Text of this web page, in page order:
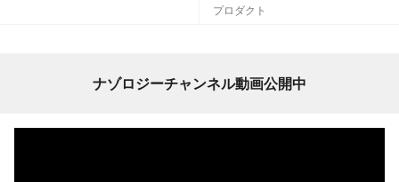
プロダクト
ナゾロジーチャンネル動画公開中